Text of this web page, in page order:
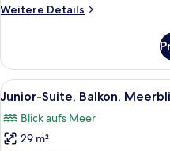
Weitere Details
Weitere
Zimmer,
Balkon,
Meerblick
Alle
Fotos
für
Junior-
24
Junior-Suite, Balkon,
Blick aufs Meer
29 m²